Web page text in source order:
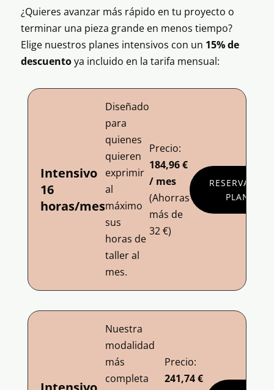
¿Quieres avanzar más rápido en tu proyecto o
terminar una pieza grande en menos tiempo?
Elige nuestros planes intensivos con un 15% de
descuentoya incluido en la tarifa mensual:
Intensivo
16
horas/mes
Diseñado
para
quienes
quieren
exprimir
al
máximo
sus
horas de
taller al
mes.
Precio:
184,96 €
/ mes
(Ahorras
más de
32 €)
RESERVA
PLAN
Nuestra
modalidad
más
completa
Precio:
241,74 €